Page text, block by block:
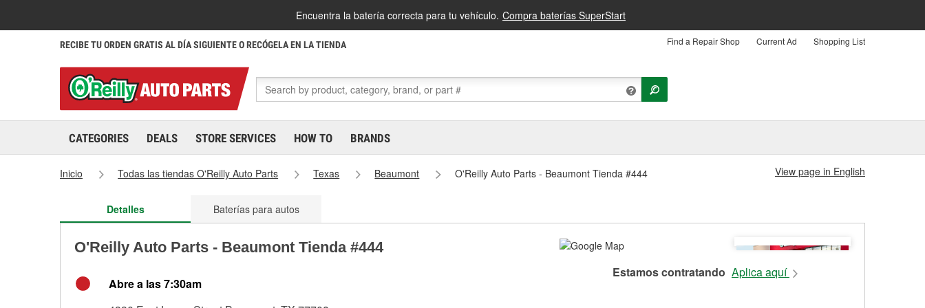
Encuentra la batería correcta para tu vehículo. Compra baterías SuperStart
RECIBE TU ORDEN GRATIS AL DÍA SIGUIENTE O RECÓGELA EN LA TIENDA Find a Repair Shop Current Ad Shopping List
CATEGORIES DEALS STORE SERVICES HOW TO BRANDS
Inicio Todas las tiendas O'Reilly Auto Parts Texas Beaumont O'Reilly Auto Parts - Beaumont Tienda #444 View page in English
Detalles Baterías para autos
O'Reilly Auto Parts - Beaumont Tienda #444
Abre a las 7:30am
Estamos contratando Aplica aquí